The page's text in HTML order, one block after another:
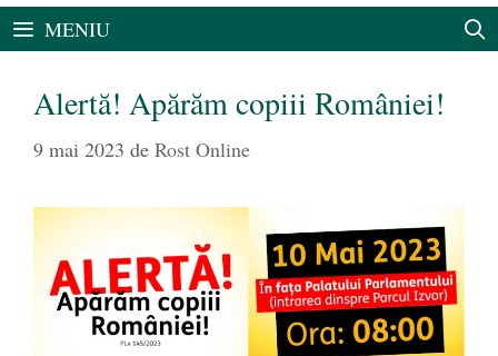
MENIU
Alertă! Apărăm copiii României!
9 mai 2023 de Rost Online